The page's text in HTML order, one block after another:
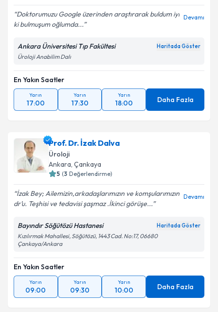
Kişisel verilerimin işlenmesine ilişkin
kapsamda işlenmesini kabul ediyorum.
Doktorumuzu Google üzerinden araştırarak buldum iyi
ki bulmuşum oğlumda...
Devamı
Ankara Üniversitesi Tıp Fakültesi Haritada Göster
Üroloji Anabilim Dalı
En Yakın Saatler
Yarın
17:00
Yarın
17:30
Yarın
18:00 Daha Fazla
Prof. Dr. İzak Dalva
Üroloji
Ankara, Çankaya
5 (3 Değerlendirme)
İzak Bey; Ailemizin,arkadaşlarımızın ve komşularımızın
dr’u. Teşhisi ve tedavisi şaşmaz .İkinci görüşe...
Devamı
Bayındır Söğütözü Hastanesi Haritada Göster
Kızılırmak Mahallesi, Söğütözü, 1443 Cad. No:17, 06680
Çankaya/Ankara
En Yakın Saatler
Yarın
09:00
Yarın
09:30
Yarın
10:00 Daha Fazla